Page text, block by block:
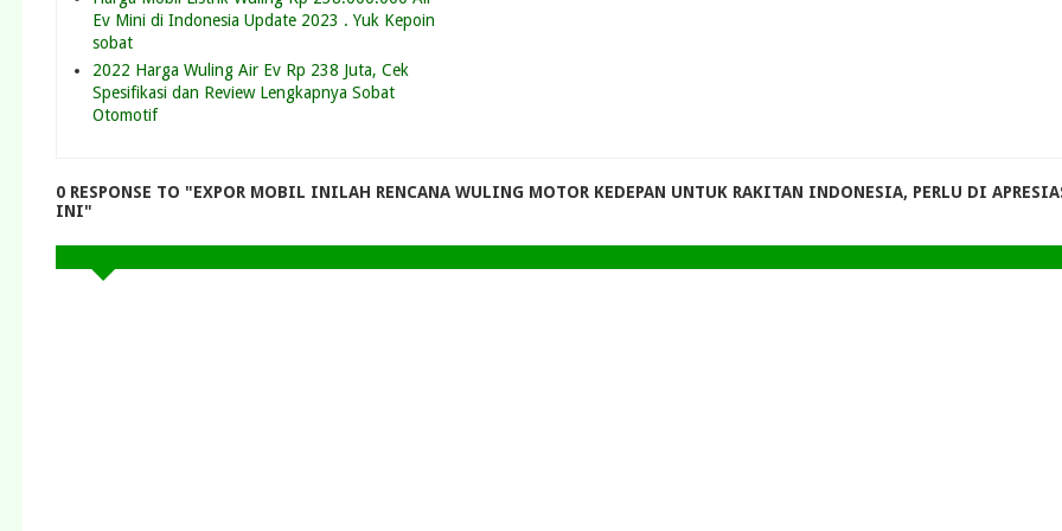
Ev Mini di Indonesia Update 2023 . Yuk Kepoin
sobat
2022 Harga Wuling Air Ev Rp 238 Juta, Cek
Spesifikasi dan Review Lengkapnya Sobat
Otomotif
0 RESPONSE TO "EXPOR MOBIL INILAH RENCANA WULING MOTOR KEDEPAN UNTUK RAKITAN INDONESIA, PERLU DI
INI"